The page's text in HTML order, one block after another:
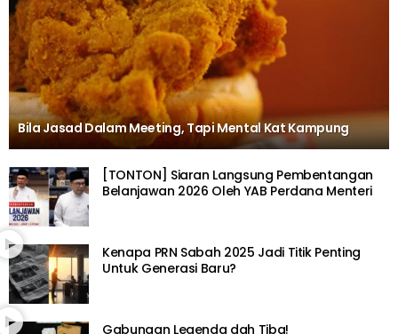
Bila Jasad Dalam Meeting, Tapi Mental Kat Kampung
[TONTON] Siaran Langsung Pembentangan
Belanjawan 2026 Oleh YAB Perdana Menteri
Kenapa PRN Sabah 2025 Jadi Titik Penting
Untuk Generasi Baru?
Gabungan Legenda dah Tiba!